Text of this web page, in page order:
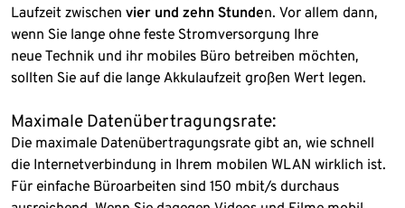
Laufzeit zwischen vier und zehn Stunden. Vor allem dann,
wenn Sie lange ohne feste Stromversorgung Ihre
neue Technik und ihr mobiles Büro betreiben möchten,
sollten Sie auf die lange Akkulaufzeit großen Wert legen.
Maximale Datenübertragungsrate:
Die maximale Datenübertragungsrate gibt an, wie schnell
die Internetverbindung in Ihrem mobilen WLAN wirklich ist.
Für einfache Büroarbeiten sind 150 mbit/s durchaus